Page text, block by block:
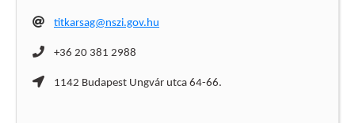
titkarsag@nszi.gov.hu
+36 20 381 2988
1142 Budapest Ungvár utca 64-66.